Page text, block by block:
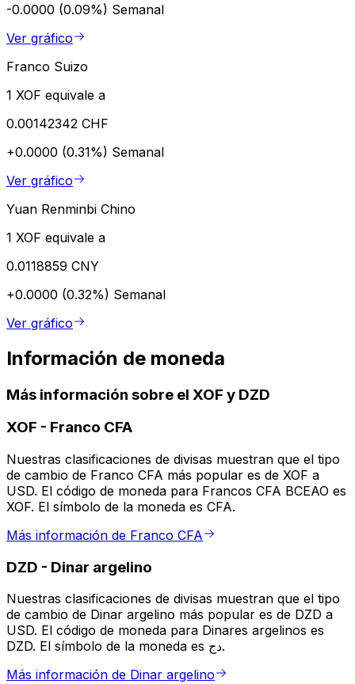
-0.0000 (0.09%) Semanal
Ver gráfico
Franco Suizo
1 XOF equivale a
0.00142342 CHF
+0.0000 (0.31%) Semanal
Ver gráfico
Yuan Renminbi Chino
1 XOF equivale a
0.0118859 CNY
+0.0000 (0.32%) Semanal
Ver gráfico
Información de moneda
Más información sobre el XOF y DZD
XOF - Franco CFA
Nuestras clasificaciones de divisas muestran que el tipo
de cambio de Franco CFA más popular es de XOF a
USD. El código de moneda para Francos CFA BCEAO es
XOF. El símbolo de la moneda es CFA.
Más información de Franco CFA
DZD - Dinar argelino
Nuestras clasificaciones de divisas muestran que el tipo
de cambio de Dinar argelino más popular es de DZD a
USD. El código de moneda para Dinares argelinos es
DZD. El símbolo de la moneda es دج.
Más información de Dinar argelino